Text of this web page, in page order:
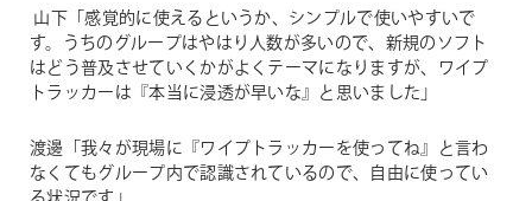
山下「感覚的に使えるというか、シンプルで使いやすいで
す。うちのグループはやはり人数が多いので、新規のソフト
はどう普及させていくかがよくテーマになりますが、ワイプ
トラッカーは『本当に浸透が早いな』と思いました」
渡邊「我々が現場に『ワイプトラッカーを使ってね』と言わ
なくてもグループ内で認識されているので、自由に使ってい